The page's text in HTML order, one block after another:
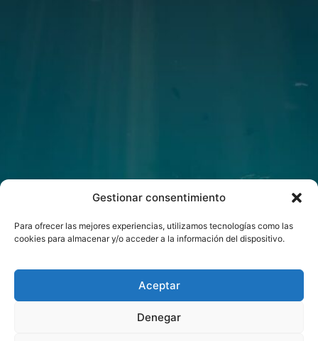
Gestionar consentimiento
Para ofrecer las mejores experiencias, utilizamos tecnologías como las
cookies para almacenar y/o acceder a la información del dispositivo.
Aceptar
Denegar